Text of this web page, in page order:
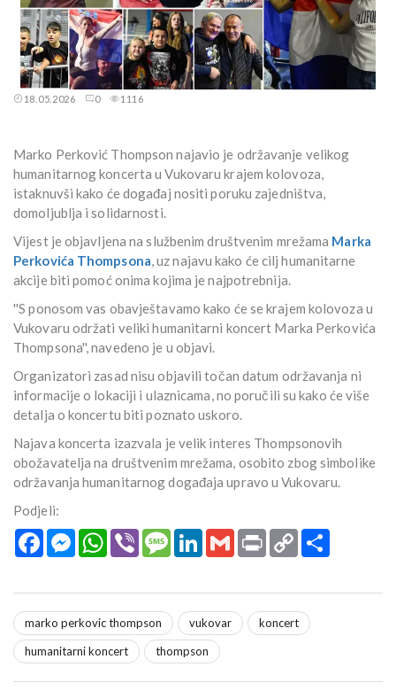
18.05.2026 0 1116
Marko Perković Thompson najavio je održavanje velikog
humanitarnog koncerta u Vukovaru krajem kolovoza,
istaknuvši kako će događaj nositi poruku zajedništva,
domoljublja i solidarnosti.
Vijest je objavljena na službenim društvenim mrežama Marka
Perkovića Thompsona, uz najavu kako će cilj humanitarne
akcije biti pomoć onima kojima je najpotrebnija.
''S ponosom vas obavještavamo kako će se krajem kolovoza u
Vukovaru održati veliki humanitarni koncert Marka Perkovića
Thompsona'', navedeno je u objavi.
Organizatori zasad nisu objavili točan datum održavanja ni
informacije o lokaciji i ulaznicama, no poručili su kako će više
detalja o koncertu biti poznato uskoro.
Najava koncerta izazvala je velik interes Thompsonovih
obožavatelja na društvenim mrežama, osobito zbog simbolike
održavanja humanitarnog događaja upravo u Vukovaru.
Podjeli:
FacebookMessengerWhatsApp
Viber MessageLinkedInGmail Print Copy
Link
marko perkovic thompson vukovar
koncert
humanitarni koncert
thompson